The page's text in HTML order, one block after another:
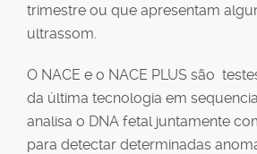
trimestre ou que apresentam
ultrassom.
O NACE e o NACE PLUS são
da última tecnologia em
analisa o DNA fetal juntamente
para detectar determinadas